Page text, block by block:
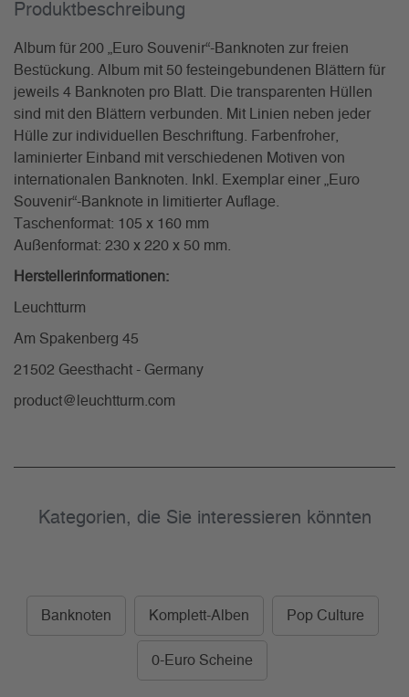
Produkt­beschreibung
Album für 200 „Euro Souvenir“-Banknoten zur freien
Bestückung. Album mit 50 festeingebundenen Blättern für
jeweils 4 Banknoten pro Blatt. Die transparenten Hüllen
sind mit den Blättern verbunden. Mit Linien neben jeder
Hülle zur individuellen Beschriftung. Farbenfroher,
laminierter Einband mit verschiedenen Motiven von
internationalen Banknoten. Inkl. Exemplar einer „Euro
Souvenir“-Banknote in limitierter Auflage.
Taschenformat: 105 x 160 mm
Außenformat: 230 x 220 x 50 mm.
Herstellerinformationen:
Leuchtturm
Am Spakenberg 45
21502 Geesthacht - Germany
product@leuchtturm.com
Kategorien, die Sie interessieren könnten
Banknoten Komplett-Alben Pop Culture
0-Euro Scheine